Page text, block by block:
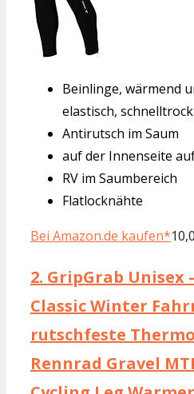
Beinlinge, wärmend
elastisch,
Antirutsch im Saum
auf der Innenseite
RV im Saumbereich
Flatlocknähte
Bei Amazon.de kaufen*
2. GripGrab Unisex
Classic Winter
rutschfeste
Rennrad Gravel